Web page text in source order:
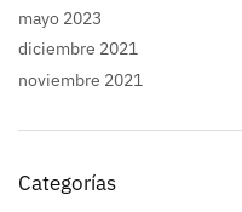
mayo 2023
diciembre 2021
noviembre 2021
Categorías